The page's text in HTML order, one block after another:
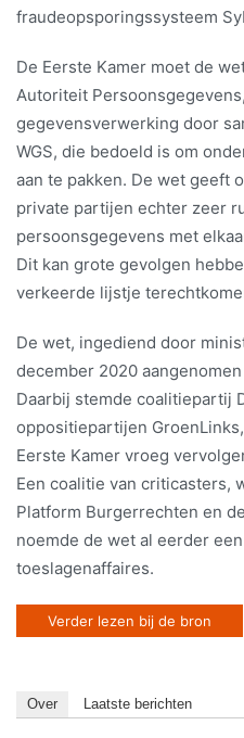
fraudeopsporingssysteem
De Eerste Kamer moet de
Autoriteit
gegevensverwerking door
WGS, die bedoeld is om
aan te pakken. De wet geeft
private partijen echter zeer
persoonsgegevens met
Dit kan grote gevolgen
verkeerde lijstje
De wet, ingediend door
december 2020
Daarbij stemde coalitiepartij
oppositiepartijen GroenLinks,
Eerste Kamer vroeg
Een coalitie van criticasters,
Platform Burgerrechten en
noemde de wet al eerder
toeslagenaffaires.
Verder lezen bij de bron
Over Laatste berichten